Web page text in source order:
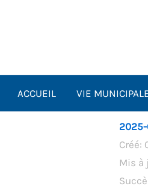
ACCUEIL VIE
2025-
Créé:
Mis à